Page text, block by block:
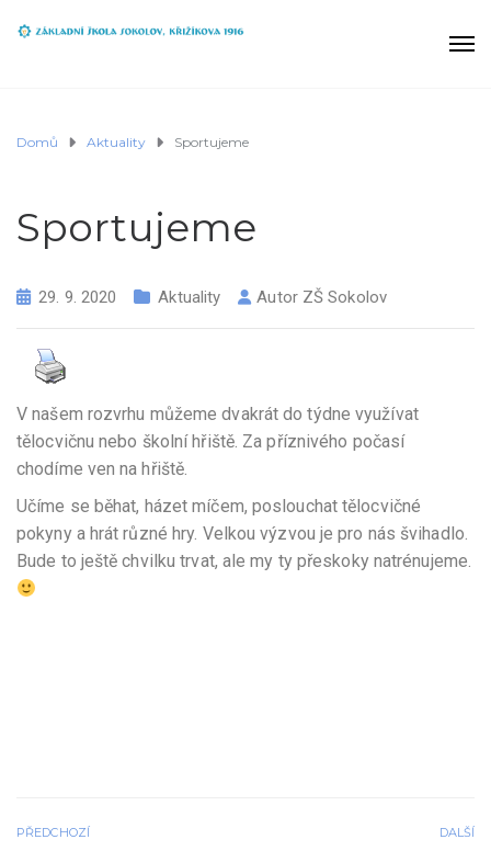
Domů Aktuality Sportujeme
Sportujeme
29. 9. 2020 Aktuality Autor ZŠ Sokolov
V našem rozvrhu můžeme dvakrát do týdne využívat
tělocvičnu nebo školní hřiště. Za příznivého počasí
chodíme ven na hřiště.
Učíme se běhat, házet míčem, poslouchat tělocvičné
pokyny a hrát různé hry. Velkou výzvou je pro nás švihadlo.
Bude to ještě chvilku trvat, ale my ty přeskoky natrénujeme.
PŘEDCHOZÍ DALŠÍ